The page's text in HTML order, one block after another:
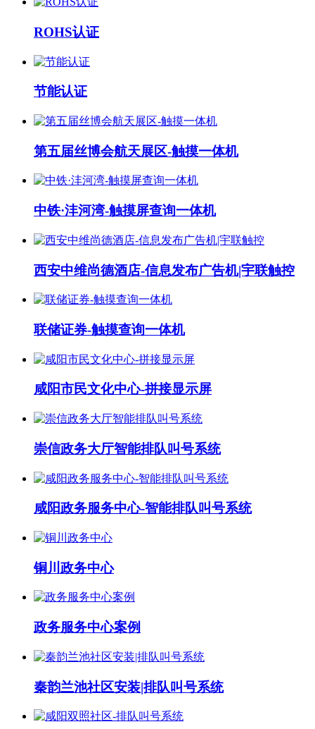
ROHS认证
节能认证
第五届丝博会航天展区-触摸一体机
中铁·沣河湾-触摸屏查询一体机
西安中维尚德酒店-信息发布广告机|宇联触控
联储证券-触摸查询一体机
咸阳市民文化中心-拼接显示屏
崇信政务大厅智能排队叫号系统
咸阳政务服务中心-智能排队叫号系统
铜川政务中心
政务服务中心案例
秦韵兰池社区安装|排队叫号系统